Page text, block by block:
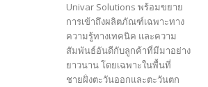
Univar Solutions พร้อมขยาย
การเข้าถึงผลิตภัณฑ์เฉพาะทาง
ความรู้ทางเทคนิค และความ
สัมพันธ์อันดีกับลูกค้าที่มีมาอย่าง
ยาวนาน โดยเฉพาะในพื้นที่
ชายฝั่งตะวันออกและตะวันตก